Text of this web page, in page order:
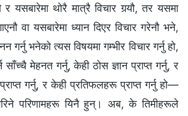
र यसबारेमा थोरै मात्रै विचार गर्‍यौ, तर यसमा
वा यसबारेमा ध्यान दिएर विचार गरेनौ भने,
गर्नु भनेको त्यस विषयमा गम्‍भीर विचार गर्नु हो,
साँच्‍चै मेहनत गर्नु, केही ठोस ज्ञान प्राप्त गर्नु, र
प्राप्त गर्नु, र केही प्रतिफलहरू प्राप्त गर्नु हो—
परिणामहरू यिनै हुन्। अब, के तिमीहरूले